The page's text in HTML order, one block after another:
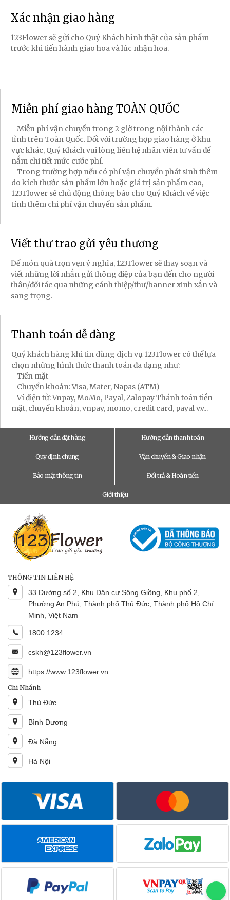
Xác nhận giao hàng
123Flower sẽ gửi cho Quý Khách hình thật của sản phẩm
trước khi tiến hành giao hoa và lúc nhận hoa.
Miễn phí giao hàng TOÀN QUỐC
- Miễn phí vận chuyển trong 2 giờ trong nội thành các
tỉnh trên Toàn Quốc. Đối với trường hợp giao hàng ở khu
vực khác, Quý Khách vui lòng liên hệ nhân viên tư vấn để
nắm chi tiết mức cước phí.
- Trong trường hợp nếu có phí vận chuyển phát sinh thêm
do kích thước sản phẩm lớn hoặc giá trị sản phẩm cao,
123Flower sẽ chủ động thông báo cho Quý Khách về việc
tính thêm chi phí vận chuyển sản phẩm.
Viết thư trao gửi yêu thương
Để món quà trọn vẹn ý nghĩa, 123Flower sẽ thay soạn và
viết những lời nhắn gửi thông điệp của bạn đến cho người
thân/đối tác qua những cánh thiệp/thư/banner xinh xắn và
sang trọng.
Thanh toán dễ dàng
Quý khách hàng khi tin dùng dịch vụ 123Flower có thể lựa
chọn những hình thức thanh toán đa dạng như:
- Tiền mặt
- Chuyển khoản: Visa, Mater, Napas (ATM)
- Ví điện tử: Vnpay, MoMo, Payal, Zalopay Thánh toán tiền
mặt, chuyển khoản, vnpay, momo, credit card, payal v.v...
Hướng dẫn đặt hàng Hướng dẫn thanh toán
Quy định chung Vận chuyển & Giao nhận
Bảo mật thông tin Đổi trả & Hoàn tiền
Giới thiệu
THÔNG TIN LIÊN HỆ
33 Đường số 2, Khu Dân cư Sông Giồng, Khu phố 2,
Phường An Phú, Thành phố Thủ Đức, Thành phố Hồ Chí
Minh, Việt Nam
1800 1234
cskh@123flower.vn
https://www.123flower.vn
Chi Nhánh
Thủ Đức
Bình Dương
Đà Nẵng
Hà Nội